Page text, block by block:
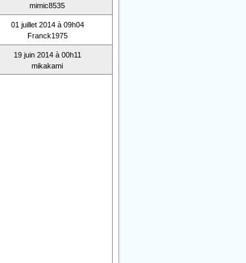
mimic8535
01 juillet 2014 à 09h04
Franck1975
19 juin 2014 à 00h11
mikakami